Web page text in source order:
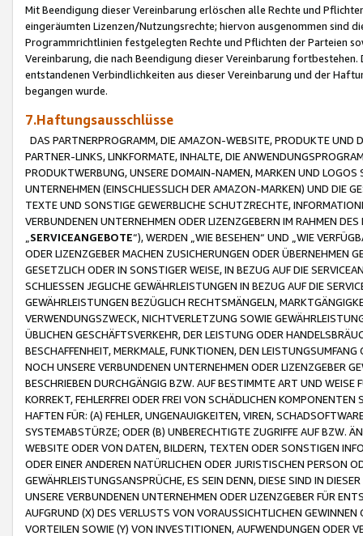
Mit Beendigung dieser Vereinbarung erlöschen alle Rechte und
eingeräumten Lizenzen/Nutzungsrechte; hiervon ausgenommen sind
Programmrichtlinien festgelegten Rechte und Pflichten der Parteien
Vereinbarung, die nach Beendigung dieser Vereinbarung
entstandenen Verbindlichkeiten aus dieser Vereinbarung und der
begangen wurde.
7.Haftungsausschlüsse
DAS PARTNERPROGRAMM, DIE AMAZON-WEBSITE, PRODUKTE UND
PARTNER-LINKS, LINKFORMATE, INHALTE, DIE
PRODUKTWERBUNG, UNSERE DOMAIN-NAMEN, MARKEN UND
UNTERNEHMEN (EINSCHLIESSLICH DER AMAZON-MARKEN) UND DIE
TEXTE UND SONSTIGE GEWERBLICHE SCHUTZRECHTE,
VERBUNDENEN UNTERNEHMEN ODER LIZENZGEBERN IM RAHMEN
SERVICEANGEBOTE“), WERDEN „WIE BESEHEN“ UND „WIE
ODER LIZENZGEBER MACHEN ZUSICHERUNGEN ODER ÜBERNEHMEN
GESETZLICH ODER IN SONSTIGER WEISE, IN BEZUG AUF DIE
SCHLIESSEN JEGLICHE GEWÄHRLEISTUNGEN IN BEZUG AUF DIE
GEWÄHRLEISTUNGEN BEZÜGLICH RECHTSMÄNGELN,
VERWENDUNGSZWECK, NICHTVERLETZUNG SOWIE
ÜBLICHEN GESCHÄFTSVERKEHR, DER LEISTUNG ODER
BESCHAFFENHEIT, MERKMALE, FUNKTIONEN, DEN
NOCH UNSERE VERBUNDENEN UNTERNEHMEN ODER LIZENZGEBER
BESCHRIEBEN DURCHGÄNGIG BZW. AUF BESTIMMTE ART UND
KORREKT, FEHLERFREI ODER FREI VON SCHÄDLICHEN
HAFTEN FÜR: (A) FEHLER, UNGENAUIGKEITEN, VIREN,
SYSTEMABSTÜRZE; ODER (B) UNBERECHTIGTE ZUGRIFFE AUF BZW.
WEBSITE ODER VON DATEN, BILDERN, TEXTEN ODER SONSTIGEN
ODER EINER ANDEREN NATÜRLICHEN ODER JURISTISCHEN PERSON
GEWÄHRLEISTUNGSANSPRÜCHE, ES SEIN DENN, DIESE SIND IN
UNSERE VERBUNDENEN UNTERNEHMEN ODER LIZENZGEBER FÜR
AUFGRUND (X) DES VERLUSTS VON VORAUSSICHTLICHEN
VORTEILEN SOWIE (Y) VON INVESTITIONEN, AUFWENDUNGEN ODER